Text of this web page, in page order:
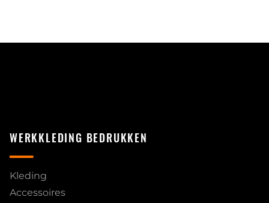
WERKKLEDING BEDRUKKEN
Kleding
Accessoires